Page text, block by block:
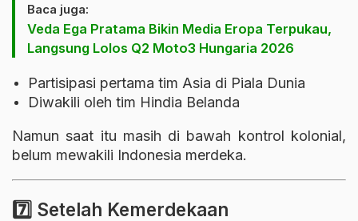
Baca juga:
Veda Ega Pratama Bikin Media Eropa Terpukau,
Langsung Lolos Q2 Moto3 Hungaria 2026
Partisipasi pertama tim Asia di Piala Dunia
Diwakili oleh tim Hindia Belanda
Namun saat itu masih di bawah kontrol kolonial,
belum mewakili Indonesia merdeka.
7️⃣ Setelah Kemerdekaan